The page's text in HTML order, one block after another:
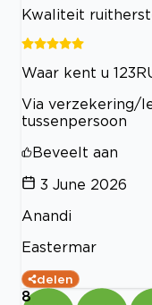
Kwaliteit
Waar kent u
Via verzekering/
tussenpersoon
Beveelt aan
3 June 2026
Anandi
Eastermar
delen
8